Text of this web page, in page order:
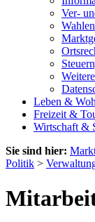
Ver-
Wahlen
Leben &
Freizeit &
Wirtschaft &
Sie sind hier:
Politik >